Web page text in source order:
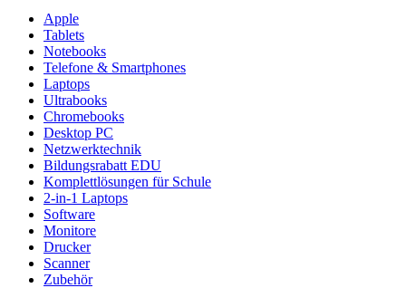
Apple
Tablets
Notebooks
Telefone & Smartphones
Laptops
Ultrabooks
Chromebooks
Desktop PC
Netzwerktechnik
Bildungsrabatt EDU
Komplettlösungen für Schule
2-in-1 Laptops
Software
Monitore
Drucker
Scanner
Zubehör